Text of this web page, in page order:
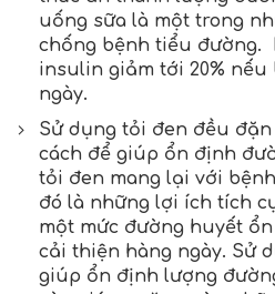
uống sữa là một trong
chống bệnh tiểu đường.
insulin giảm tới 20%
ngày.
Sử dụng tỏi đen đều
cách để giúp ổn định
tỏi đen mang lại với
đó là những lợi ích tích
một mức đường huyết
cải thiện hàng ngày. Sử
giúp ổn định lượng